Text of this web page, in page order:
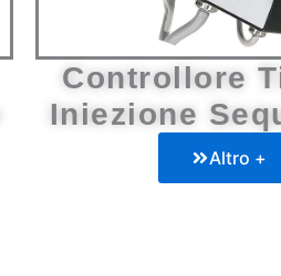
Controllore
Iniezione
Altro +